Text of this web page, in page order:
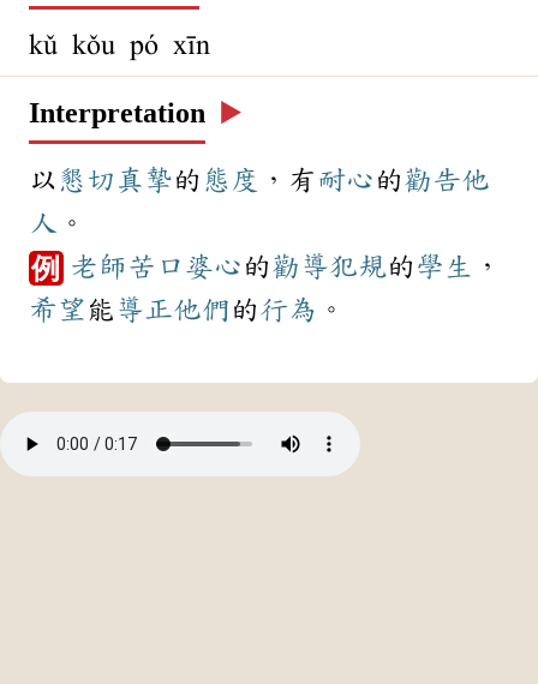
kǔ kǒu pó xīn
Interpretation ▶️
以 懇切 真摯的 態度 ，有 耐心 的勸告他
人 。
例 老師苦口婆心 的勸導犯規的 學生
，
希望 能 導正他們 的行為 。